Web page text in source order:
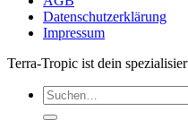
Datenschutzerklärung
Impressum
Terra-Tropic ist dein
Suchen
nach: